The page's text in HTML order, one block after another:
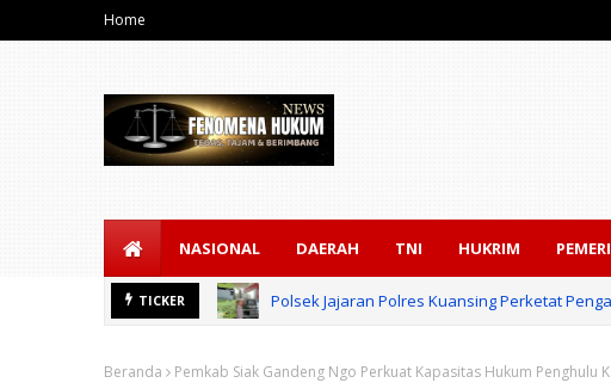
Home
NASIONAL DAERAH TNI HUKRIM
TICKER Polsek Jajaran Polres Kuansing Perketat
Beranda Pemkab Siak Gandeng Ngo Perkuat Kapasitas Hukum